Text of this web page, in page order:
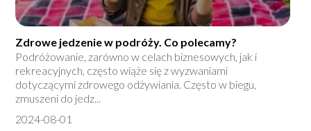
Zdrowe jedzenie w podróży. Co polecamy?
Podróżowanie, zarówno w celach biznesowych, jak i
rekreacyjnych, często wiąże się z wyzwaniami
dotyczącymi zdrowego odżywiania. Często w biegu,
zmuszeni do jedz...
2024-08-01